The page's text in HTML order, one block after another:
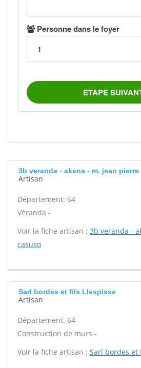
3b veranda - akena - m. jean
Artisan
Département: 64
Véranda -
Voir la fiche artisan : 3b veranda -
casuso
Sarl bordes et fils Llespisse
Artisan
Département: 64
Construction de murs -
Voir la fiche artisan : Sarl bordes et